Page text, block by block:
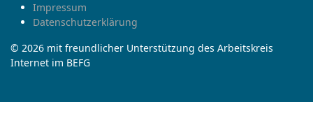
Impressum
Datenschutzerklärung
© 2026 mit freundlicher Unterstützung des Arbeitskreis
Internet im BEFG